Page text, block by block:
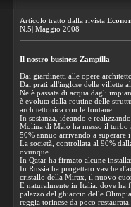
Articolo tratto dalla rivista
N.5| Maggio 2008
Il nostro business Zampilla
Dai giardinetti alle opere
Dai prati all'inglcse delle villette
Ne è passata di acqua dagli
è evoluta dalla routine delle
architettonica con le fontane.
In sostanza, ideando e
Molina di Malo ha messo il
50% annuo arrivando a
La società, controllata al 90%
ovunque.
In Qatar ha firmato alcune
In Russia ha progettato vasche
cristallo della Mirax, il nuovo
E naturalmente in Italia: dove ha
palazzo del ghiaccio delle
reggia torinese da poco